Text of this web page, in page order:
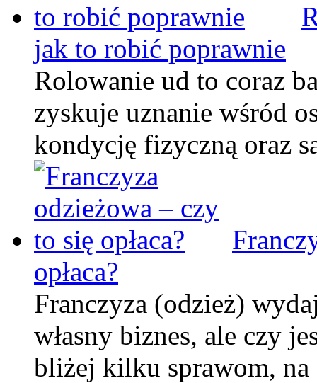
jak to robić poprawnie
Rolowanie ud to coraz
zyskuje uznanie wśród
kondycję fizyczną oraz
opłaca?
Franczyza (odzież)
własny biznes, ale czy
bliżej kilku sprawom,